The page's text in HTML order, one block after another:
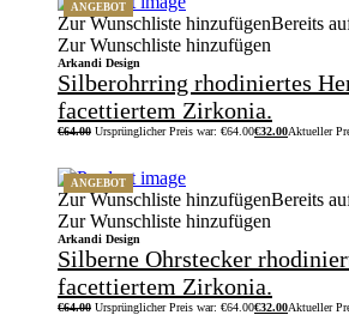
ANGEBOT
Zur Wunschliste hinzufügenBereits
Zur Wunschliste hinzufügen
Arkandi Design
Silberohrring rhodiniertes
facettiertem Zirkonia.
€64.00 Ursprünglicher Preis war: €64.00€32.00Aktueller
ANGEBOT
Zur Wunschliste hinzufügenBereits
Zur Wunschliste hinzufügen
Arkandi Design
Silberne Ohrstecker
facettiertem Zirkonia.
€64.00 Ursprünglicher Preis war: €64.00€32.00Aktueller